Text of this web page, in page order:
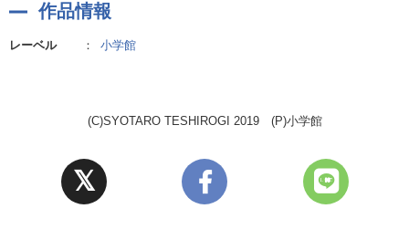
作品情報
レーベル ： 小学館
(C)SYOTARO TESHIROGI 2019 (P)小学館